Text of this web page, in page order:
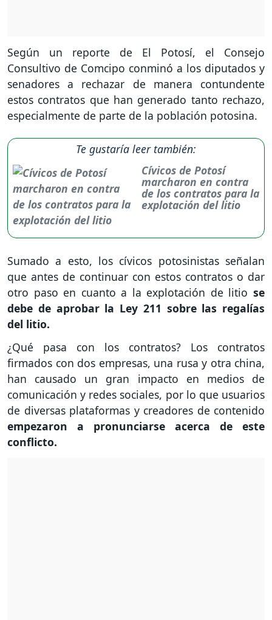
Según un reporte de El Potosí, el Consejo
Consultivo de Comcipo conminó a los diputados y
senadores a rechazar de manera contundente
estos contratos que han generado tanto rechazo,
especialmente de parte de la población potosina.
Te gustaría leer también:
Cívicos de Potosí
marcharon en contra
de los contratos para la
explotación del litio
Sumado a esto, los cívicos potosinistas señalan
que antes de continuar con estos contratos o dar
otro paso en cuanto a la explotación de litio se
debe de aprobar la Ley 211 sobre las regalías
del litio.
¿Qué pasa con los contratos? Los contratos
firmados con dos empresas, una rusa y otra china,
han causado un gran impacto en medios de
comunicación y redes sociales, por lo que usuarios
de diversas plataformas y creadores de contenido
empezaron a pronunciarse acerca de este
conflicto.